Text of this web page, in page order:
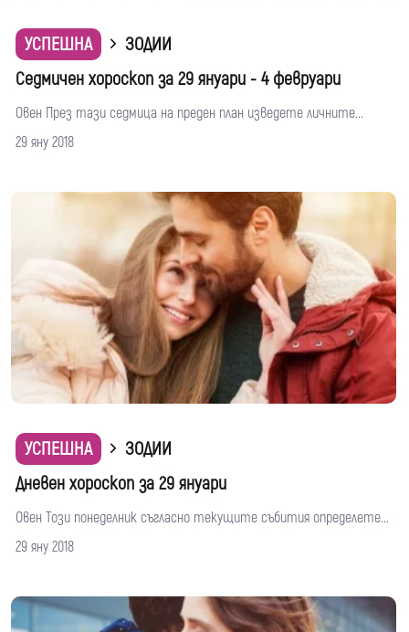
УСПЕШНА
ЗОДИИ
Седмичен хороскоп за 29 януари - 4 февруари
Овен През тази седмица на преден план изведете личните...
29 яну 2018
УСПЕШНА
ЗОДИИ
Дневен хороскоп за 29 януари
Овен Този понеделник съгласно текущите събития определете...
29 яну 2018